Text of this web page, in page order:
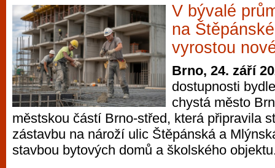
V bývalé
na
vyrostou
Brno, 24. září
dostupnosti
chystá město
městskou částí Brno-střed, která připravila
zástavbu na nároží ulic Štěpánská a
stavbou bytových domů a školského
příležitostné hráče. V...